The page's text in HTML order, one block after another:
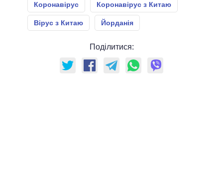
Коронавірус Коронавірус з Китаю
Вірус з Китаю Йорданія
Поділитися: